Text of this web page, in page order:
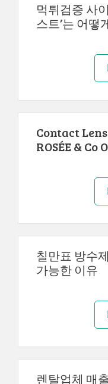
먹튀검증 사
스트’는 어떻
Contact
ROSÉE & Co
칠만표 방수
가능한 이유
렌탈업체 매